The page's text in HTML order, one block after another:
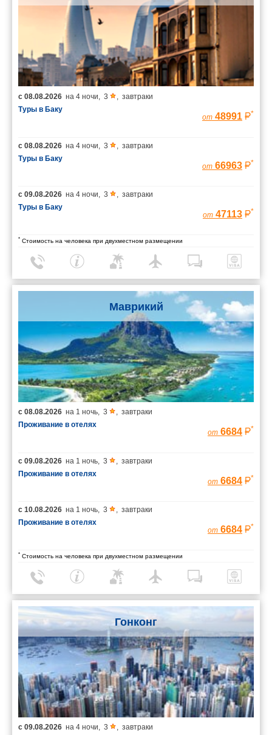
с 08.08.2026 на 4 ночи 3
завтраки
Туры в Баку
от 48991 *
с 08.08.2026 на 4 ночи 3
завтраки
Туры в Баку
от 66963 *
с 09.08.2026 на 4 ночи 3
завтраки
Туры в Баку
от 47113 *
* Стоимость на человека при двухместном размещении
Маврикий
с 08.08.2026 на 1 ночь, 3 , завтраки
Проживание в отелях
от 6684 *
с 09.08.2026 на 1 ночь, 3 , завтраки
Проживание в отелях
от 6684 *
с 10.08.2026 на 1 ночь, 3 , завтраки
Проживание в отелях
от 6684 *
* Стоимость на человека при двухместном размещении
Гонконг
с 09.08.2026 на 4 ночи, 3 , завтраки